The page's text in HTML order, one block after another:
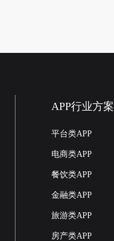
APP行业方案
平台类APP
电商类APP
餐饮类APP
金融类APP
旅游类APP
房产类APP